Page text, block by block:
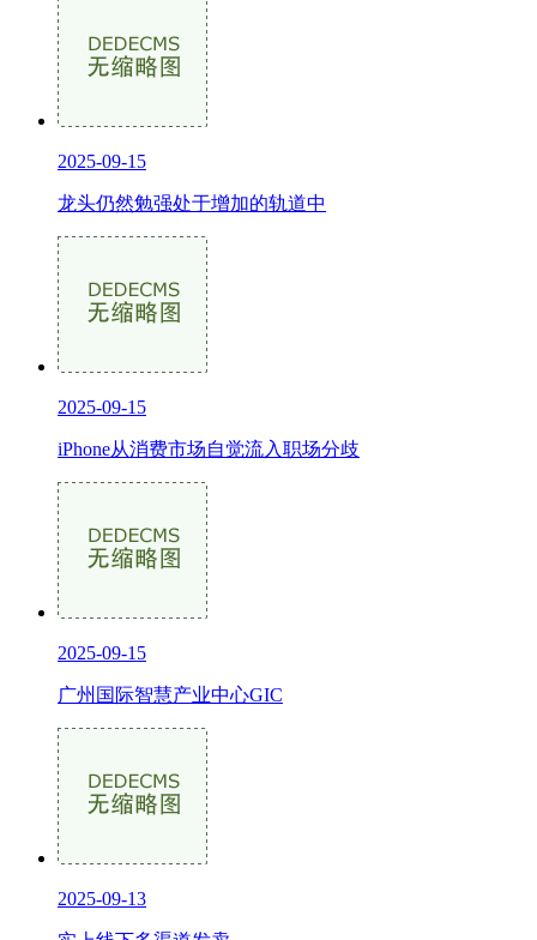
2025-09-15
龙头仍然勉强处于增加的轨道中
2025-09-15
iPhone从消费市场自觉流入职场分歧
2025-09-15
广州国际智慧产业中心GIC
2025-09-13